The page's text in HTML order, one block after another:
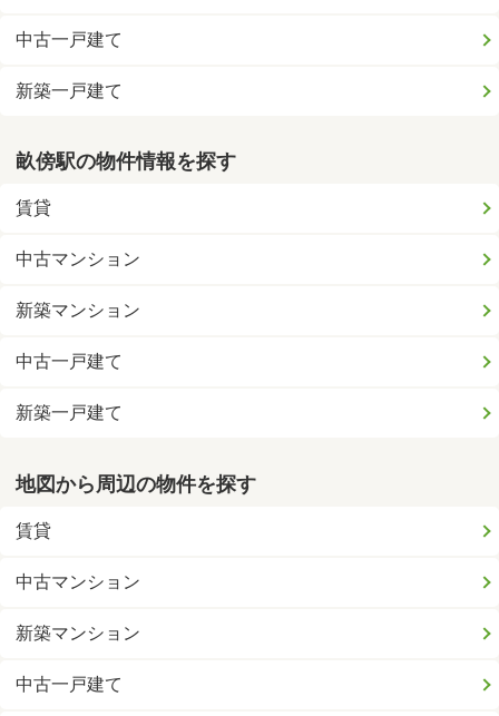
中古一戸建て
新築一戸建て
畝傍駅の物件情報を探す
賃貸
中古マンション
新築マンション
中古一戸建て
新築一戸建て
地図から周辺の物件を探す
賃貸
中古マンション
新築マンション
中古一戸建て